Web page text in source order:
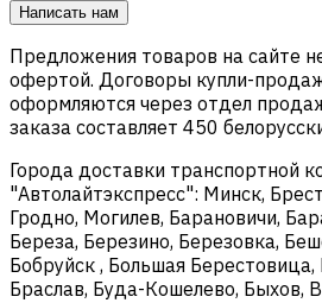
Написать нам
Предложения товаров на сайте
офертой. Договоры купли-
оформляются через отдел
заказа составляет 450
Города доставки транспортной
"Автолайтэкспресс": Минск,
Гродно, Могилев, Барановичи,
Береза, Березино, Березовка,
Бобруйск , Большая Берестовица,
Браслав, Буда-Кошелево, Быхов,